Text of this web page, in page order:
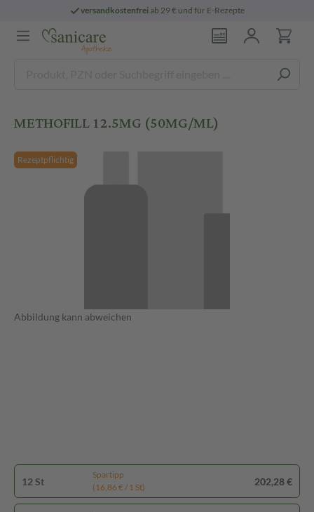
versandkostenfreiab 29 € und für E-Rezepte
METHOFILL 12.5MG (50MG/ML)
Rezeptpflichtig
Abbildung kann abweichen
12 St
Spartipp
(16,86 € / 1 St)
202,28 €